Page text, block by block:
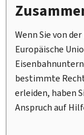
Wenn Sie von
Europäische
bestimmte
erleiden, haben
Anspruch auf